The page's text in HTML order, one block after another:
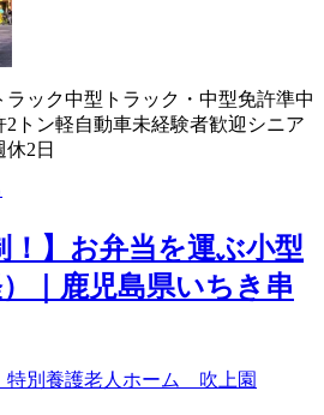
ラック中型トラック・中型免許準中
2トン軽自動車未経験者歓迎 シニア
休2日
！】お弁当を運ぶ小型
｜鹿児島県いちき串
別養護老人ホーム 吹上園